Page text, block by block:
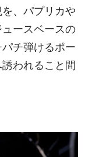
、パプリカや
ースベースの
チ弾けるポー
われること間